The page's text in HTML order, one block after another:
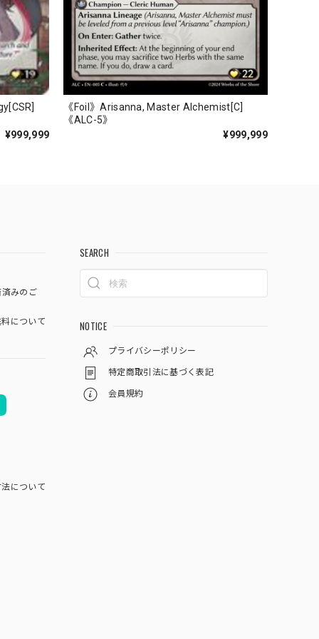
¥999,999
《Foil》Arisanna, Master Alchemist[C]
《ALC-5》
¥999,999
みのご
について
について
SEARCH
NOTICE
プライバシーポリシー
特定商取引法に基づく表記
会員規約